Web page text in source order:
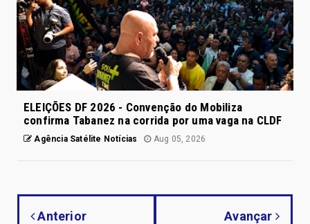
ELEIÇÕES DF 2026 - Convenção do Mobiliza
confirma Tabanez na corrida por uma vaga na CLDF
Agência Satélite Notícias Aug 05, 2026
Anterior Avançar